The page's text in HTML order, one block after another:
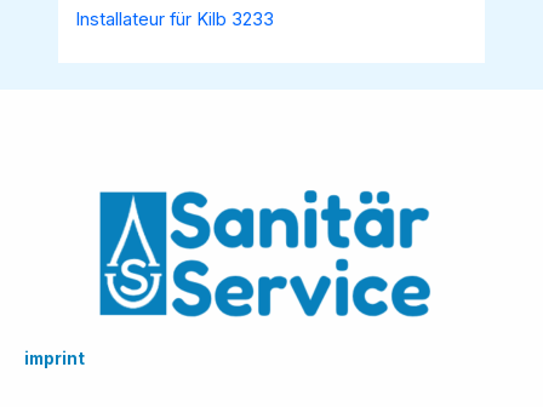
Installateur für Kilb 3233
imprint